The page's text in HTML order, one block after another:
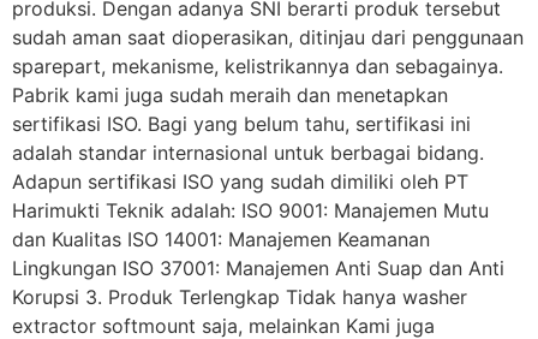
produksi. Dengan adanya SNI berarti produk tersebut
sudah aman saat dioperasikan, ditinjau dari penggunaan
sparepart, mekanisme, kelistrikannya dan sebagainya.
Pabrik kami juga sudah meraih dan menetapkan
sertifikasi ISO. Bagi yang belum tahu, sertifikasi ini
adalah standar internasional untuk berbagai bidang.
Adapun sertifikasi ISO yang sudah dimiliki oleh PT
Harimukti Teknik adalah: ISO 9001: Manajemen Mutu
dan Kualitas ISO 14001: Manajemen Keamanan
Lingkungan ISO 37001: Manajemen Anti Suap dan Anti
Korupsi 3. Produk Terlengkap Tidak hanya washer
extractor softmount saja, melainkan Kami juga